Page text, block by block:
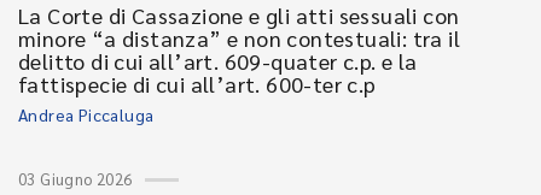
La Corte di Cassazione e gli atti sessuali con
minore “a distanza” e non contestuali: tra il
delitto di cui all’art. 609-quater c.p. e la
fattispecie di cui all’art. 600-ter c.p
Andrea Piccaluga
03 Giugno 2026